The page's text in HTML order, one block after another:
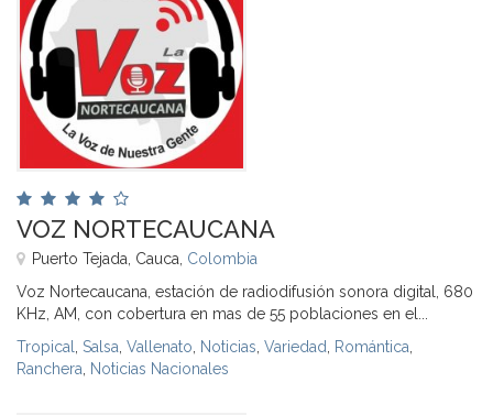
VOZ NORTECAUCANA
Puerto Tejada, Cauca, Colombia
Voz Nortecaucana, estación de radiodifusión sonora digital, 680
KHz, AM, con cobertura en mas de 55 poblaciones en el...
Tropical Salsa Vallenato Noticias Variedad Romántica
Ranchera Noticias Nacionales